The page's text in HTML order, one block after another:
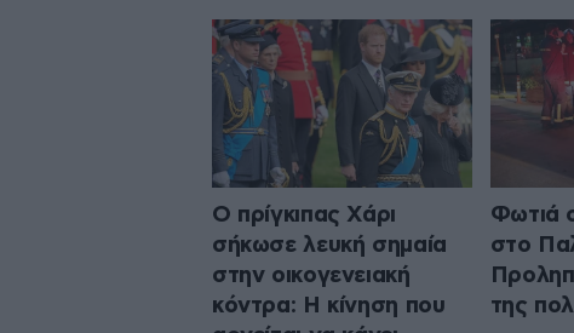
Ο πρίγκιπας Χάρι
σήκωσε λευκή σημαία
στην οικογενειακή
κόντρα: Η κίνηση που
Φωτιά
στο
της